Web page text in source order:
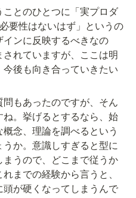
とのひとつに「実プロダ
要性はないはず」というの
ンに反映するべきなの
れていますが、ここは明
後も向き合っていきたい
もあったのですが、そん
。挙げるとするなら、始
念、理論を調べるという
か。意識しすぎると型に
うので、どこまで従うか
までの経験から言うと、
が硬くなってしまうんで